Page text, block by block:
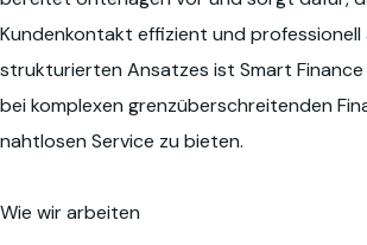
Kundenkontakt effizient und professionell
strukturierten Ansatzes ist Smart Finance
bei komplexen grenzüberschreitenden
nahtlosen Service zu bieten.
Wie wir arbeiten